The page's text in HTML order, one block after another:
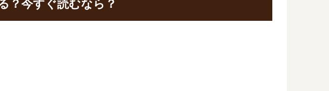
？今すぐ読むなら？